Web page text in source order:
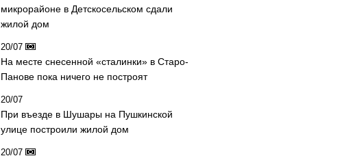
микрорайоне в Детскосельском сдали
жилой дом
20/07
На месте снесенной «сталинки» в Старо-
Панове пока ничего не построят
20/07
При въезде в Шушары на Пушкинской
улице построили жилой дом
20/07